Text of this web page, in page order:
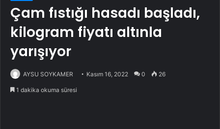
Çam fıstığı hasadı başladı,
kilogram fiyatı altınla
yarışıyor
AYSU SOYKAMER Kasım 16, 2022 0 26
1 dakika okuma süresi